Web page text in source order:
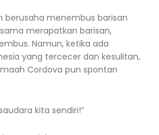
berusaha menembus barisan
merapatkan barisan,
Namun, ketika ada
yang tercecer dan kesulitan,
Cordova pun spontan
kita sendiri!”